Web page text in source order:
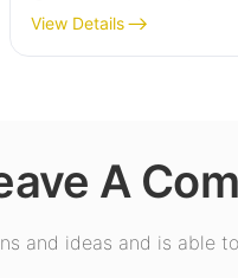
للمصانع الصناعية
والمستودعات وتطبيقات
View Details
A
and ideas and is able